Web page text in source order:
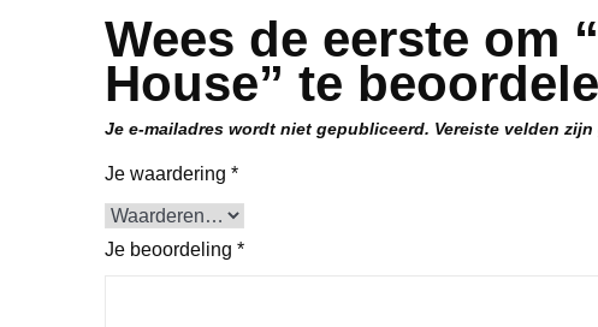
Wees de eerste om
House” te
Je e-mailadres wordt niet gepubliceerd. Vereiste velden
Je waardering *
Je beoordeling *